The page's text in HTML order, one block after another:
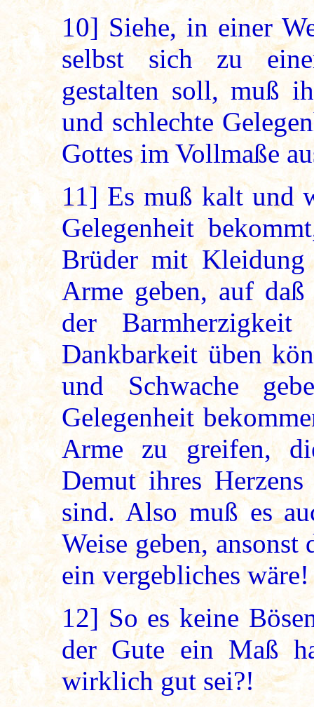
10] Siehe, in einer
selbst sich zu
gestalten soll, muß
und schlechte
Gottes im Vollmaße
11]Es muß kalt und
Gelegenheit
Brüder mit
Arme geben, auf
der
Dankbarkeit üben
und Schwache
Gelegenheit
Arme zu greifen,
Demut ihres
sind. Also muß es
Weise geben,
ein vergebliches wäre!
12] So es keine
der Gute ein Maß
wirklich gut sei?!